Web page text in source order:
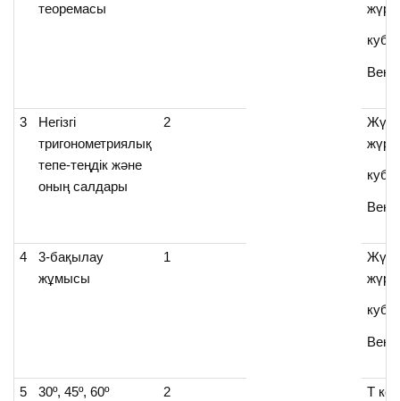
теоремасы
3
Негізгі
тригонометриялық
тепе-теңдік және
оның салдары
2
4
3-бақылау
жұмысы
1
5
30º, 45º, 60º
2
Т